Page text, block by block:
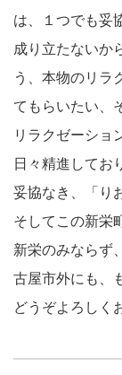
は、１つでも妥
成り立たないか
う、本物のリラ
てもらいたい、
リラクゼーショ
日々精進してお
妥協なき、「り
そしてこの新栄
新栄のみならず
古屋市外にも、
どうぞよろしく